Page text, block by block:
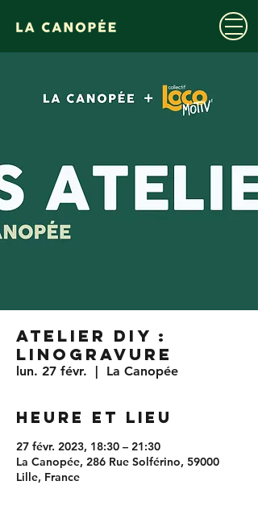
ATELIER DIY :
LINOGRAVURE
lun. 27 févr.
  |
La Canopée
Heure et lieu
27 févr. 2023, 18:30 – 21:30
La Canopée, 286 Rue Solférino, 59000
Lille, France